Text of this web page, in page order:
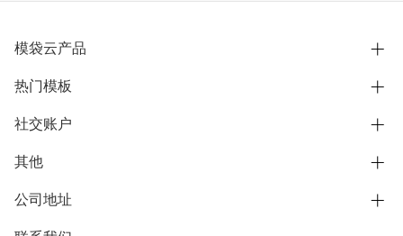
模袋云产品
别墅设计营销
模型协同展示分享
别墅社区
热门模板
欧式别墅
中式别墅
社交账户
B站
抖音
微信公众号
其他
用户服务协议
隐私政策
公司地址